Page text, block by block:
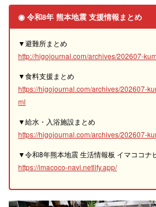
◉ 令和8年 熊本地震 支援情報まとめ
▼避難所まとめ
http://higojournal.com/archives/202607-
▼食料支援まとめ
https://higojournal.com/archives/202607-
ml
▼給水・入浴施設まとめ
https://higojournal.com/archives/202607-
▼令和8年熊本地震 生活情報板 イマココナ
https://imacoco-navi.netlify.app/